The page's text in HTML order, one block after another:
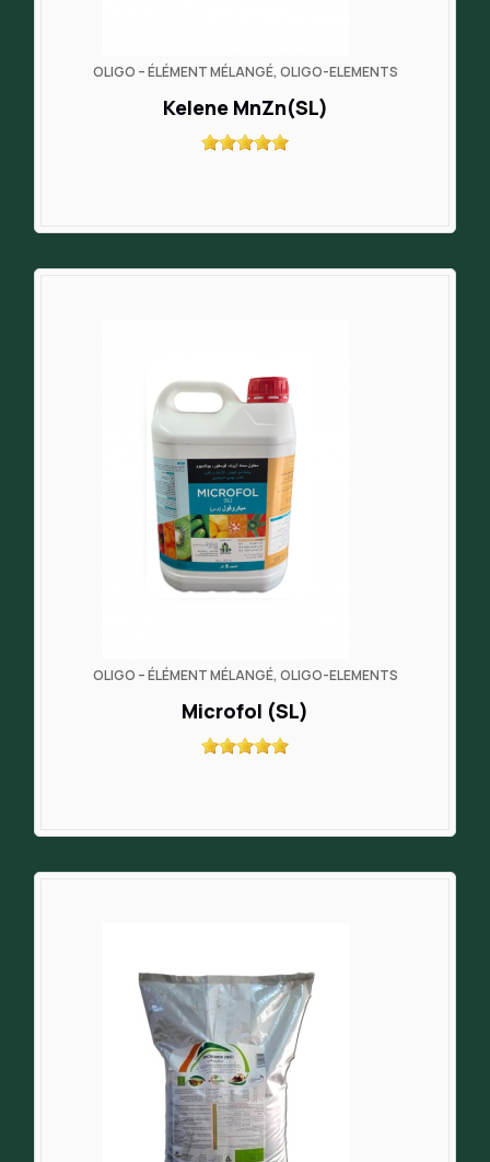
OLIGO – ÉLÉMENT MÉLANGÉ, OLIGO-ELEMENTS
Kelene MnZn(SL)
OLIGO – ÉLÉMENT MÉLANGÉ, OLIGO-ELEMENTS
Microfol (SL)